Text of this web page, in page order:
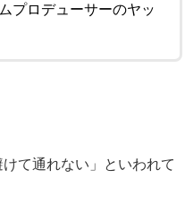
プロデューサーのヤッ
て通れない」といわれて